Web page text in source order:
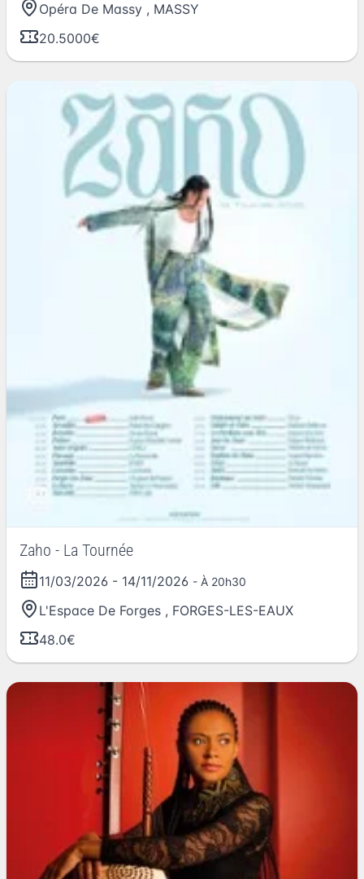
Opéra De Massy , MASSY
20.5000€
Zaho - La Tournée
11/03/2026 - 14/11/2026 - À 20h30
L'Espace De Forges , FORGES-LES-EAUX
48.0€